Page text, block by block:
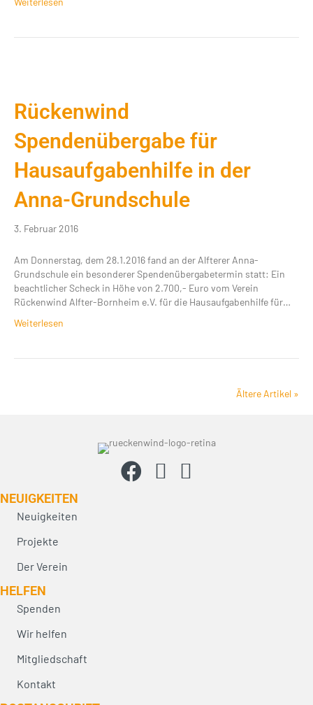
Rückenwind
Spendenübergabe für
Hausaufgabenhilfe in der
Anna-Grundschule
3. Februar 2016
Am Donnerstag, dem 28.1.2016 fand an der Alfterer Anna-
Grundschule ein besonderer Spendenübergabetermin statt: Ein
beachtlicher Scheck in Höhe von 2.700,- Euro vom Verein
Rückenwind Alfter-Bornheim e.V. für die Hausaufgabenhilfe für…
Weiterlesen
Ältere Artikel »
NEUIG­KEITEN
Neuigkeiten
Projekte
Der Verein
HELFEN
Spenden
Wir helfen
Mitgliedschaft
Kontakt